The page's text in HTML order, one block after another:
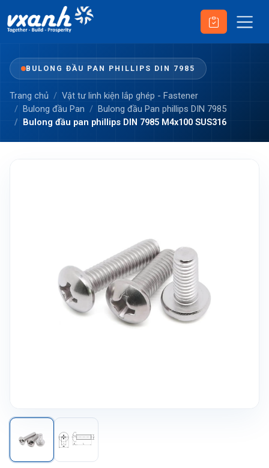
BULONG ĐẦU PAN PHILLIPS DIN 7985
Trang chủ
Vật tư linh kiện lắp ghép - Fastener
Bulong đầu Pan
Bulong đầu Pan phillips DIN 7985
Bulong đầu pan phillips DIN 7985 M4x100 SUS316